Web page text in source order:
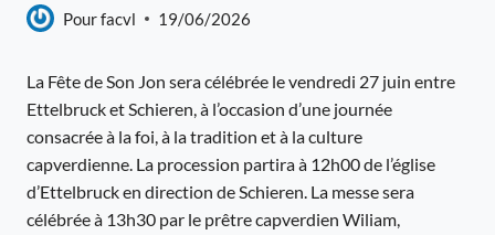
Pourfacvl 19/06/2026
La Fête de Son Jon sera célébrée le vendredi 27 juin entre
Ettelbruck et Schieren, à l’occasion d’une journée
consacrée à la foi, à la tradition et à la culture
capverdienne. La procession partira à 12h00 de l’église
d’Ettelbruck en direction de Schieren. La messe sera
célébrée à 13h30 par le prêtre capverdien Wiliam,